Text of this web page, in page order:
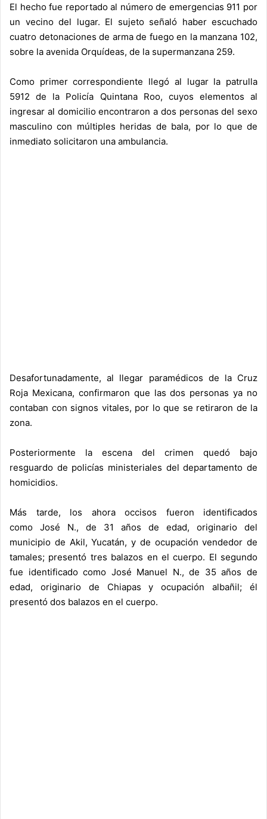
El hecho fue reportado al número de emergencias 911 por
un vecino del lugar. El sujeto señaló haber escuchado
cuatro detonaciones de arma de fuego en la manzana 102,
sobre la avenida Orquídeas, de la supermanzana 259.
Como primer correspondiente llegó al lugar la patrulla
5912 de la Policía Quintana Roo, cuyos elementos al
ingresar al domicilio encontraron a dos personas del sexo
masculino con múltiples heridas de bala, por lo que de
inmediato solicitaron una ambulancia.
Desafortunadamente, al llegar paramédicos de la Cruz
Roja Mexicana, confirmaron que las dos personas ya no
contaban con signos vitales, por lo que se retiraron de la
zona.
Posteriormente la escena del crimen quedó bajo
resguardo de policías ministeriales del departamento de
homicidios.
Más tarde, los ahora occisos fueron identificados
como José N., de 31 años de edad, originario del
municipio de Akil, Yucatán, y de ocupación vendedor de
tamales; presentó tres balazos en el cuerpo. El segundo
fue identificado como José Manuel N., de 35 años de
edad, originario de Chiapas y ocupación albañil; él
presentó dos balazos en el cuerpo.